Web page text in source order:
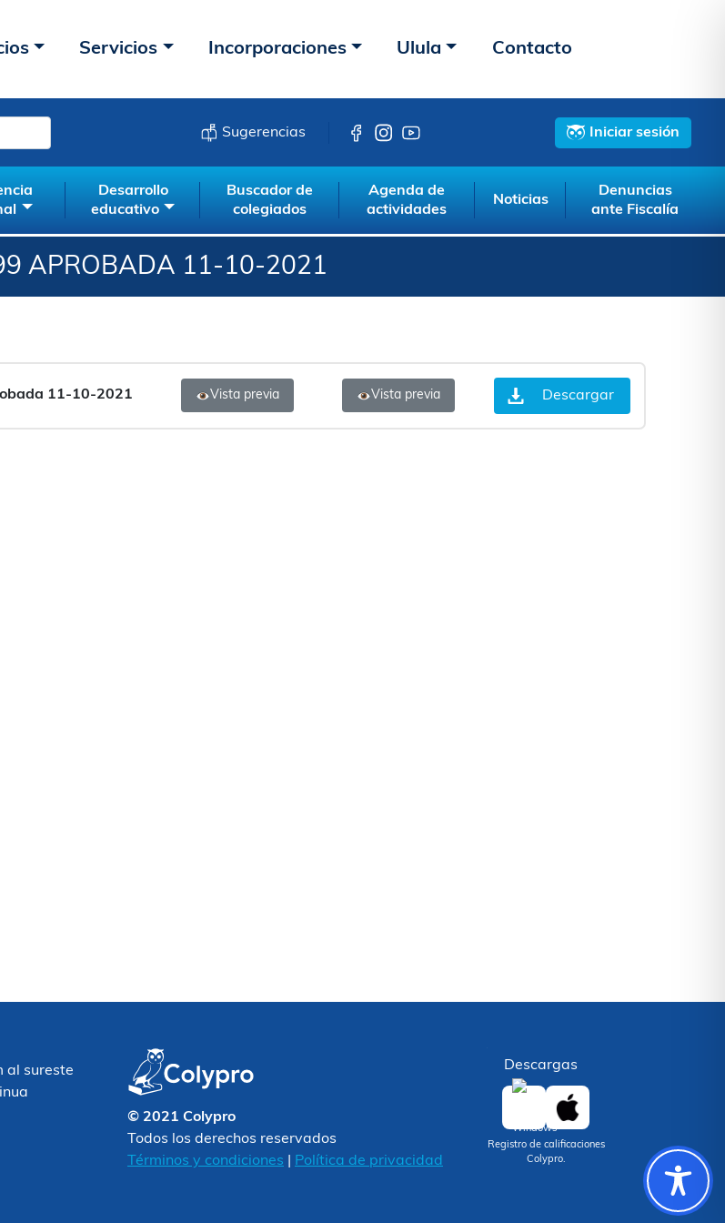
Servicios Incorporaciones Ulula Contacto
Sugerencias Iniciar sesión
Desarrollo
educativo
Buscador de
colegiados
Agenda de
actividades
Noticias
Denuncias
ante Fiscalía
APROBADA 11-10-2021
11-10-2021 Vista previa Vista previa Descargar
al sureste
© 2021 Colypro
Todos los derechos reservados
Términos y condiciones
Política de privacidad
Descargas
Registro de calificaciones
Colypro.